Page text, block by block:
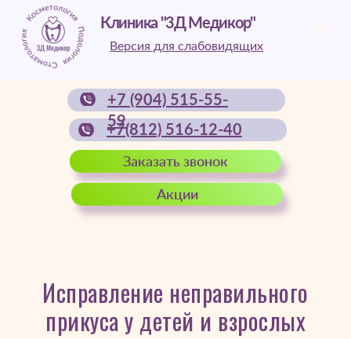
Версия для слабовидящих
+7 (904) 515-55-
59
+7(812) 516-12-40
Клиника "3Д Медикор"
Заказать звонок
Акции
Исправление неправильного
прикуса у детей и взрослых